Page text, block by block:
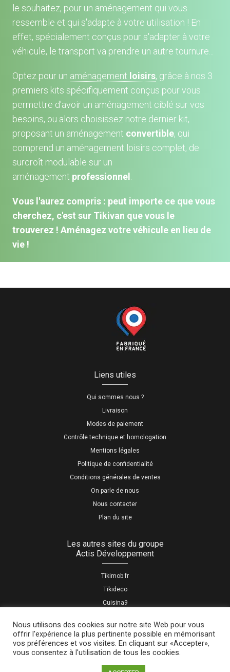
le souhaitez, pour un aménagement qui vous
ressemble et qui s'adapte à votre utilisation ! En
effet, spécialement conçus pour s'adapter à votre
véhicule, le transport va prendre un autre tournure...
Optez pour un aménagement loisirs, grâce à nos 3
premiers kits spécifiquement conçus pour vous
permettre d'avoir un aménagement ciblé sur vos
besoins, ou alors choisissez notre dernier kit,
proposant un aménagement convertible, qui
comprend un aménagement loisirs complet, de
surcroît modulable sur un
aménagement professionnel
Vous l'aurez compris : peut importe ce que vous
cherchez, c'est sur Tikivan que vous le
trouverez ! Aménagez votre véhicule en lieu de
vie !
Liens utiles
Qui sommes nous ?
Livraison
Modes de paiement
Contrôle technique et homologation
Mentions légales
Politique de confidentialité
Conditions générales de ventes
On parle de nous
Nous contacter
Plan du site
Les autres sites du groupe
Actis Développement
Tikimob.fr
Tikideco
Cuisina9
Tous droits réservés tikivan.fr
Nous utilisons des cookies sur notre site Web pour vous
offrir l'expérience la plus pertinente possible en mémorisant
vos préférences et vos visites. En cliquant sur «Accepter»,
vous consentez à l'utilisation de tous les cookies.